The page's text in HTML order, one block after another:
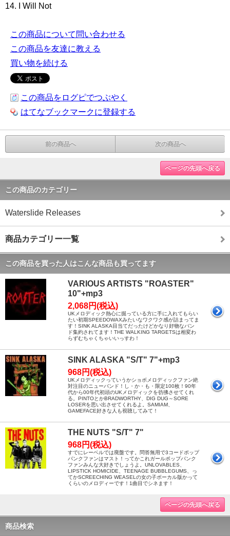
14. I Will Not
この商品について問い合わせる
この商品を友達に教える
買い物を続ける
この商品をログピでつぶやく
はてなブックマークに登録する
前の商品へ 次の商品へ
ページの先頭へ戻る
この商品のカテゴリー
Waterslide Releases
商品カテゴリー一覧
この商品を買った人はこんな商品も買ってます
VARIOUS ARTISTS "ROASTER"
10"+mp3
2,068円(税込)
UKメロディック熱心に掘っている方に手に入れてもらい
たい初期SPEEDOWAXみたいなワクワク感が詰まってま
す！SINK ALASKA目当てだったけどかなり好物なバン
ド集約されてます！THE WALKING TARGETSは相変わ
らずむちゃくちゃいいっすわ！
SINK ALASKA "S/T" 7"+mp3
968円(税込)
UKメロディックっていうかショボメロディックファン絶
対注目のニューバンド！し・か・も・限定100枚！90年
代から00年代初頭のUKメロディックを彷彿させてくれ
る。PINTOとかBRADWORTHY、DIG DUG～SORE
LOSERを思い出させてくれるよ。SAMIAM、
GAMEFACE好きな人も視聴してみて！
THE NUTS "S/T" 7"
968円(税込)
すでにレーベルでは廃盤です。問答無用で3コードポップ
パンクファンはマスト！ってかこれガールポップパンク
ファンみんな大好きでしょうよ。UNLOVABLES、
LIPSTICK HOMICIDE、TEENAGE BUBBLEGUMS、っ
てかSCREECHING WEASELの女の子ボーカル版かって
くらいのメロディーです！1曲目でシネます！
ページの先頭へ戻る
商品検索